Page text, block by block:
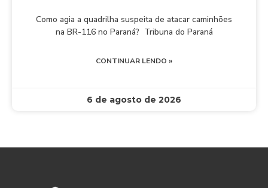
Como agia a quadrilha suspeita de atacar caminhões
na BR-116 no Paraná? Tribuna do Paraná
CONTINUAR LENDO »
6 de agosto de 2026